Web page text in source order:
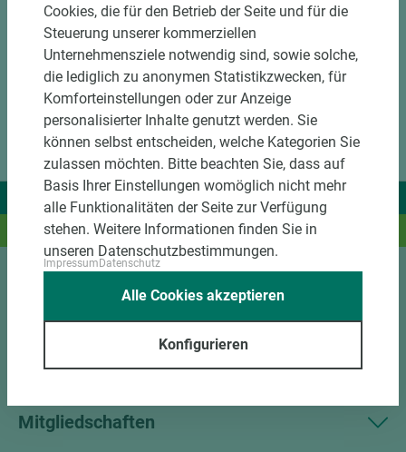
Wir liefern Ideen.
Und das passende Holz dazu.
Mitgliedschaften
Cookies, die für den Betrieb der Seite und für die
Steuerung unserer kommerziellen
Unternehmensziele notwendig sind, sowie solche,
die lediglich zu anonymen Statistikzwecken, für
Komforteinstellungen oder zur Anzeige
personalisierter Inhalte genutzt werden. Sie
können selbst entscheiden, welche Kategorien Sie
zulassen möchten. Bitte beachten Sie, dass auf
Basis Ihrer Einstellungen womöglich nicht mehr
alle Funktionalitäten der Seite zur Verfügung
stehen. Weitere Informationen finden Sie in
unseren Datenschutzbestimmungen.
ImpressumDatenschutz
Konfigurieren
Alle Cookies akzeptieren